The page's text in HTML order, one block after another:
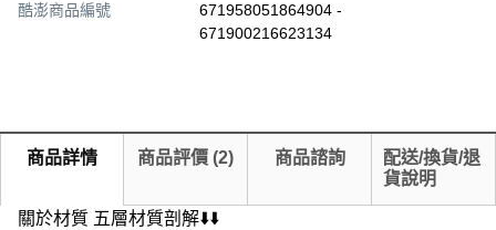
酷澎商品編號
671958051864904 -
671900216623134
商品詳情 商品評價 (2) 商品諮詢
配送/換貨/退
貨說明
關於材質 五層材質剖解⬇️⬇️